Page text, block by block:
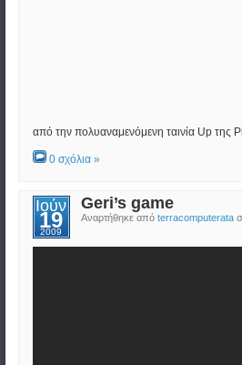
από την πολυαναμενόμενη ταινία Up της
0 σχόλια »
Ιούν
19
2009
Geri’s game
Αναρτήθηκε από terracomputerata